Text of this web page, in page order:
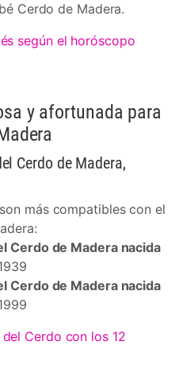
Cerdo de Madera.
según el horóscopo
y afortunada para
Cerdo de Madera,
más compatibles con el
Cerdo de Madera nacida
Cerdo de Madera nacida
Cerdo con los 12